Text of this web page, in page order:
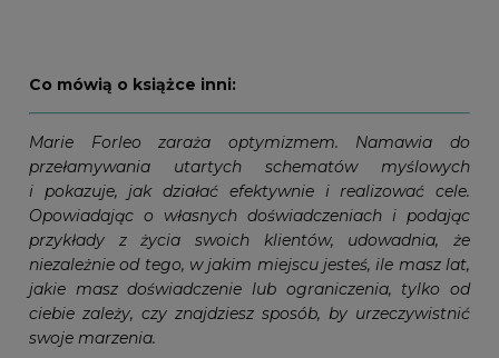
Co mówią o książce inni:
Marie Forleo zaraża optymizmem. Namawia do
przełamywania utartych schematów myślowych
i pokazuje, jak działać efektywnie i realizować cele.
Opowiadając o własnych doświadczeniach i podając
przykłady z życia swoich klientów, udowadnia, że
niezależnie od tego, w jakim miejscu jesteś, ile masz lat,
jakie masz doświadczenie lub ograniczenia, tylko od
ciebie zależy, czy znajdziesz sposób, by urzeczywistnić
swoje marzenia.